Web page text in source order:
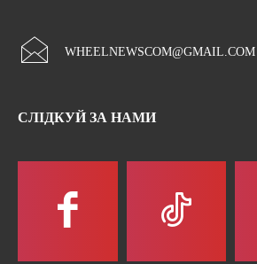
WHEELNEWSCOM@GMAIL.COM
СЛІДКУЙ ЗА НАМИ